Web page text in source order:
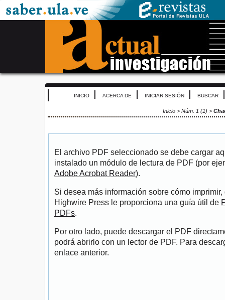
INICIO ACERCA DE INICIAR SESIÓN BUSCAR
Inicio > Núm. 1 (1) >
El archivo PDF seleccionado se debe cargar
instalado un módulo de lectura de PDF (por
Adobe Acrobat Reader).
Si desea más información sobre cómo
Highwire Press le proporciona una guía útil de
PDFs.
Por otro lado, puede descargar el PDF
podrá abrirlo con un lector de PDF. Para
enlace anterior.